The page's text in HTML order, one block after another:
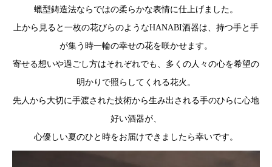
蠟型鋳造法ならではの柔らかな表情に仕上げました。
上から見ると一枚の花びらのようなHANABI酒器は、持つ手と手
が集う時一輪の幸せの花を咲かせます。
寄せる想いや過ごし方はそれぞれでも、多くの人々の心を希望の
明かりで照らしてくれる花火。
先人から大切に手渡された技術から生み出される手のひらに心地
好い酒器が、
心優しい夏のひと時をお届けできましたら幸いです。